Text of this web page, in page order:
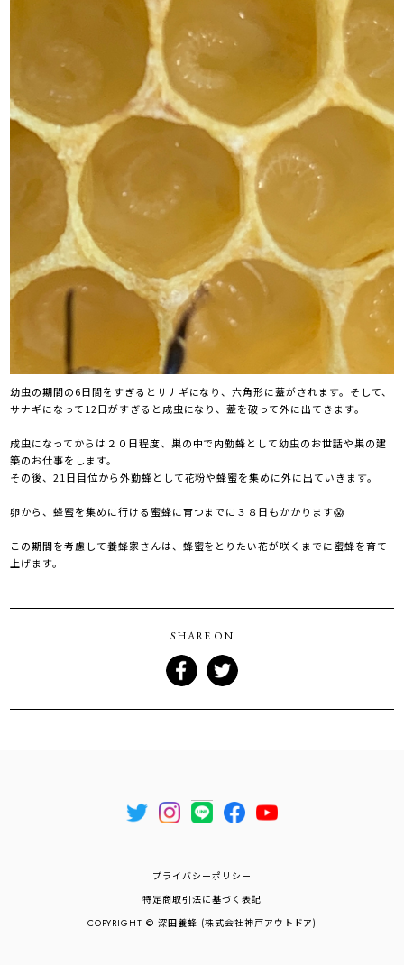
幼虫の期間の6日間をすぎるとサナギになり、六角形に蓋がされます。そして、
サナギになって12日がすぎると成虫になり、蓋を破って外に出てきます。
成虫になってからは２０日程度、巣の中で内勤蜂として幼虫のお世話や巣の建
築のお仕事をします。
その後、21日目位から外勤蜂として花粉や蜂蜜を集めに外に出ていきます。
卵から、蜂蜜を集めに行ける蜜蜂に育つまでに３８日もかかります😱
この期間を考慮して養蜂家さんは、蜂蜜をとりたい花が咲くまでに蜜蜂を育て
上げます。
SHARE ON
プライバシーポリシー
特定商取引法に基づく表記
COPYRIGHT © 深田養蜂 (株式会社神戸アウトドア)